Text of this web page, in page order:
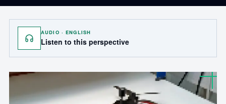
AUDIO · ENGLISH
Listen to this perspective